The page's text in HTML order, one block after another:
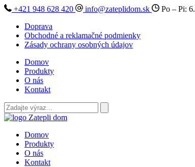
+421 948 628 420 info@zateplidom.sk
Po – Pi:
Doprava
Obchodné a reklamačné podmienky
Zásady ochrany osobných údajov
Domov
Produkty
O nás
Kontakt
Domov
Produkty
O nás
Kontakt